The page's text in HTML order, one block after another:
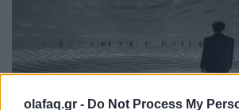
olafaq.gr - Do Not Process My